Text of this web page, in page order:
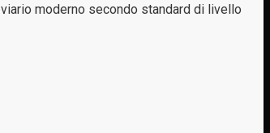
moderno secondo standard di livello